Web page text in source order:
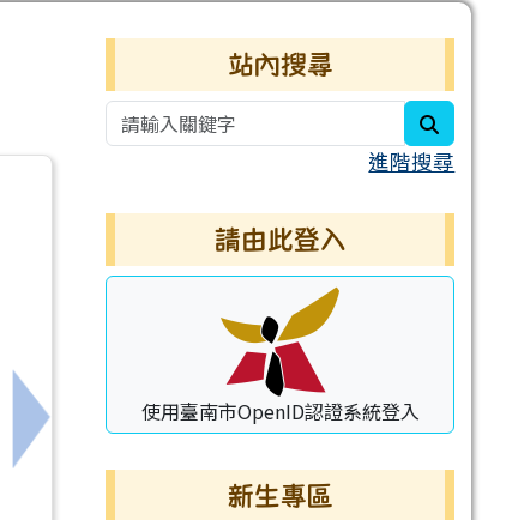
下一筆：115年度職場霸凌防治宣導
右邊區域內容
站內搜尋
進階搜尋
請由此登入
使用臺南市OpenID認證系統登入
新生專區